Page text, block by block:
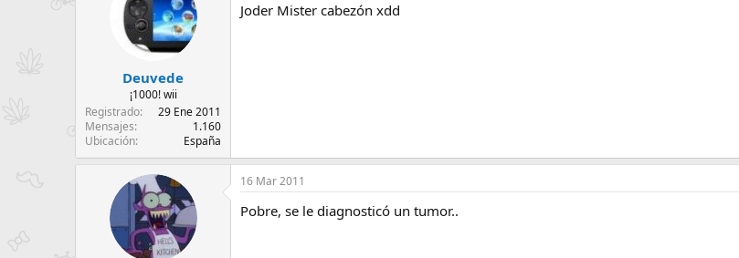
Deuvede
¡1000! wii
Registrado
29 Ene 2011
Mensajes
1.160
Ubicación
España
Joder Mister cabezón xdd
16 Mar 2011
Pobre, se le diagnosticó un tumor..